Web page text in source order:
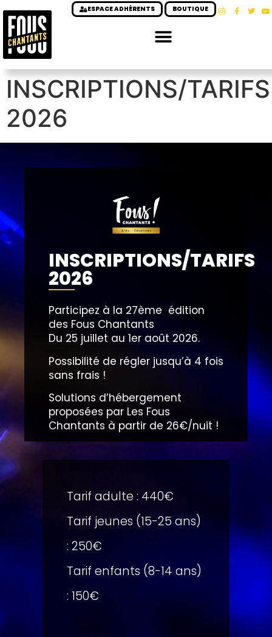
ESPACE ADHÉRENTS BOUTIQUE
INSCRIPTIONS/TARIFS
2026
INSCRIPTIONS/TARIFS
2026
Participez à la 27ème édition
des Fous Chantants
Du 25 juillet au 1er août 2026.
Possibilité de régler jusqu’à 4 fois
sans frais !
Solutions d’hébergement
proposées par Les Fous
Chantants à partir de 26€/nuit !
Tarif adulte : 440€
Tarif jeunes (15-25 ans)
: 250€
Tarif enfants (8-14 ans)
: 150€